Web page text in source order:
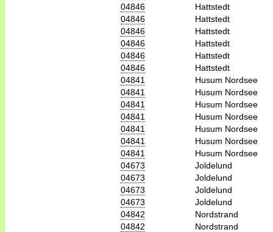
04846
Hattstedt
04846
Hattstedt
04846
Hattstedt
04846
Hattstedt
04846
Hattstedt
04846
Hattstedt
04841
Husum Nordsee
04841
Husum Nordsee
04841
Husum Nordsee
04841
Husum Nordsee
04841
Husum Nordsee
04841
Husum Nordsee
04841
Husum Nordsee
04673
Joldelund
04673
Joldelund
04673
Joldelund
04673
Joldelund
04842
Nordstrand
04842
Nordstrand